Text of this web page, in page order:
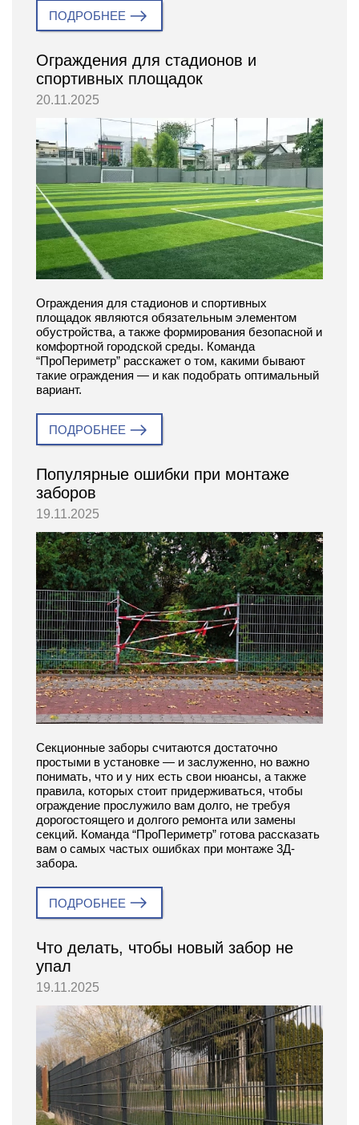
ПОДРОБНЕЕ
Ограждения для стадионов и
спортивных площадок
20.11.2025
Ограждения для стадионов и спортивных
площадок являются обязательным элементом
обустройства, а также формирования безопасной и
комфортной городской среды. Команда
“ПроПериметр” расскажет о том, какими бывают
такие ограждения — и как подобрать оптимальный
вариант.
ПОДРОБНЕЕ
Популярные ошибки при монтаже
заборов
19.11.2025
Секционные заборы считаются достаточно
простыми в установке — и заслуженно, но важно
понимать, что и у них есть свои нюансы, а также
правила, которых стоит придерживаться, чтобы
ограждение прослужило вам долго, не требуя
дорогостоящего и долгого ремонта или замены
секций. Команда “ПроПериметр” готова рассказать
вам о самых частых ошибках при монтаже 3Д-
забора.
ПОДРОБНЕЕ
Что делать, чтобы новый забор не
упал
19.11.2025